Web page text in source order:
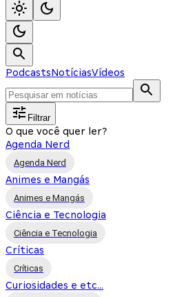
PodcastsNotíciasVídeos
Filtrar
O que você quer ler?
Agenda Nerd
Agenda Nerd
Animes e Mangás
Animes e Mangás
Ciência e Tecnologia
Ciência e Tecnologia
Críticas
Críticas
Curiosidades e etc...